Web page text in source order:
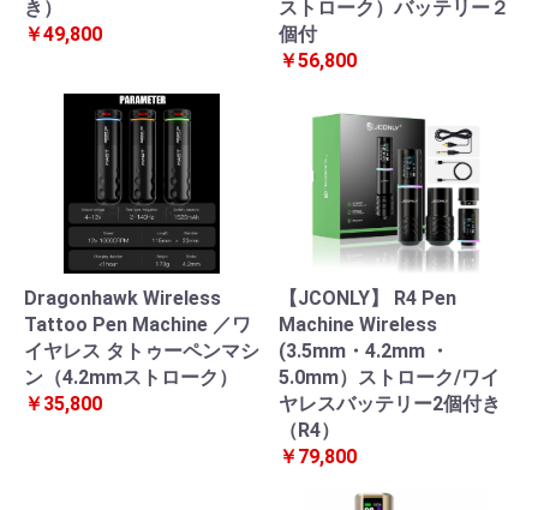
き）
￥49,800
ストローク）バッテリー２
個付
￥56,800
Dragonhawk Wireless
Tattoo Pen Machine ／ワ
イヤレス タトゥーペンマシ
ン（4.2mmストローク）
￥35,800
【JCONLY】 R4 Pen
Machine Wireless
(3.5mm・4.2mm ・
5.0mm）ストローク/ワイ
ヤレスバッテリー2個付き
（R4）
￥79,800